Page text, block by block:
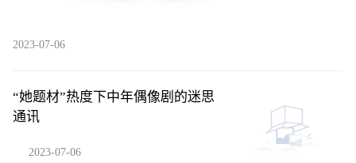
2023-07-06
“她题材”热度下中年偶像剧的迷思
通讯
2023-07-06